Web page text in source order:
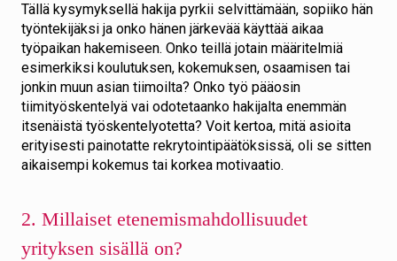
Tällä kysymyksellä hakija pyrkii selvittämään, sopiiko hän
työntekijäksi ja onko hänen järkevää käyttää aikaa
työpaikan hakemiseen. Onko teillä jotain määritelmiä
esimerkiksi koulutuksen, kokemuksen, osaamisen tai
jonkin muun asian tiimoilta? Onko työ pääosin
tiimityöskentelyä vai odotetaanko hakijalta enemmän
itsenäistä työskentelyotetta? Voit kertoa, mitä asioita
erityisesti painotatte rekrytointipäätöksissä, oli se sitten
aikaisempi kokemus tai korkea motivaatio.
2. Millaiset etenemismahdollisuudet
yrityksen sisällä on?